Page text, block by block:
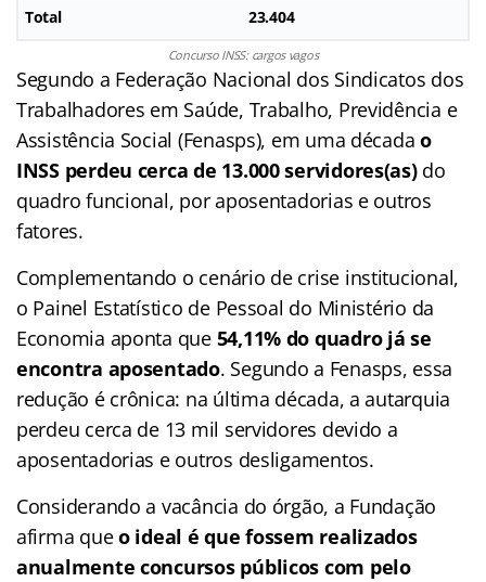
Total 23.404
Concurso INSS: cargos vagos
Segundo a Federação Nacional dos Sindicatos dos
Trabalhadores em Saúde, Trabalho, Previdência e
Assistência Social (Fenasps), em uma décadao
INSS perdeu cerca de 13.000 servidores(as) do
quadro funcional, por aposentadorias e outros
fatores.
Complementando o cenário de crise institucional,
o Painel Estatístico de Pessoal do Ministério da
Economia aponta que 54,11% do quadro já se
encontra aposentado. Segundo a Fenasps, essa
redução é crônica: na última década, a autarquia
perdeu cerca de 13 mil servidores devido a
aposentadorias e outros desligamentos.
Considerando a vacância do órgão, a Fundação
afirma queo ideal é que fossem realizados
anualmente concursos públicos com pelo